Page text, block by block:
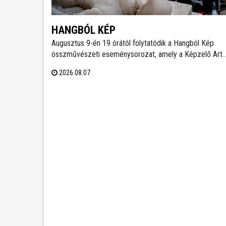
HANGBÓL KÉP
Augusztus 9-én 19 órától folytatódik a Hangból Kép
összművészeti eseménysorozat, amely a Képzelő Art
kezdeményezésként, Székesfehérvár Önkormányzata
2026.08.07.